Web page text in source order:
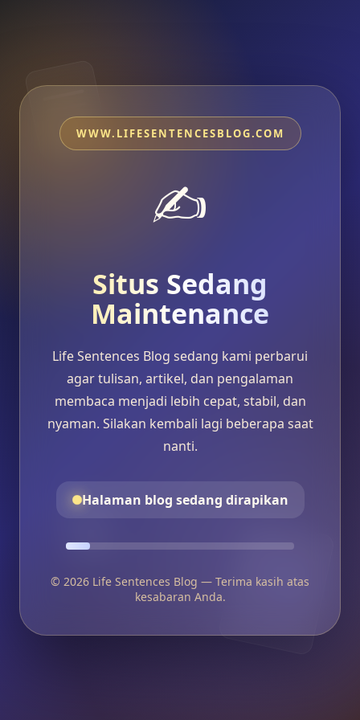
WWW.LIFESENTENCESBLOG.COM
✍️
Situs Sedang
Maintenance
Life Sentences Blog sedang kami perbarui
agar tulisan, artikel, dan pengalaman
membaca menjadi lebih cepat, stabil, dan
nyaman. Silakan kembali lagi beberapa saat
nanti.
Halaman blog sedang dirapikan
© 2026 Life Sentences Blog — Terima kasih atas
kesabaran Anda.